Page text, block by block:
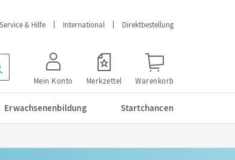
Service & Hilfe International Direktbestellung
Mein Konto Merkzettel Warenkorb
Erwachsenenbildung Startchancen